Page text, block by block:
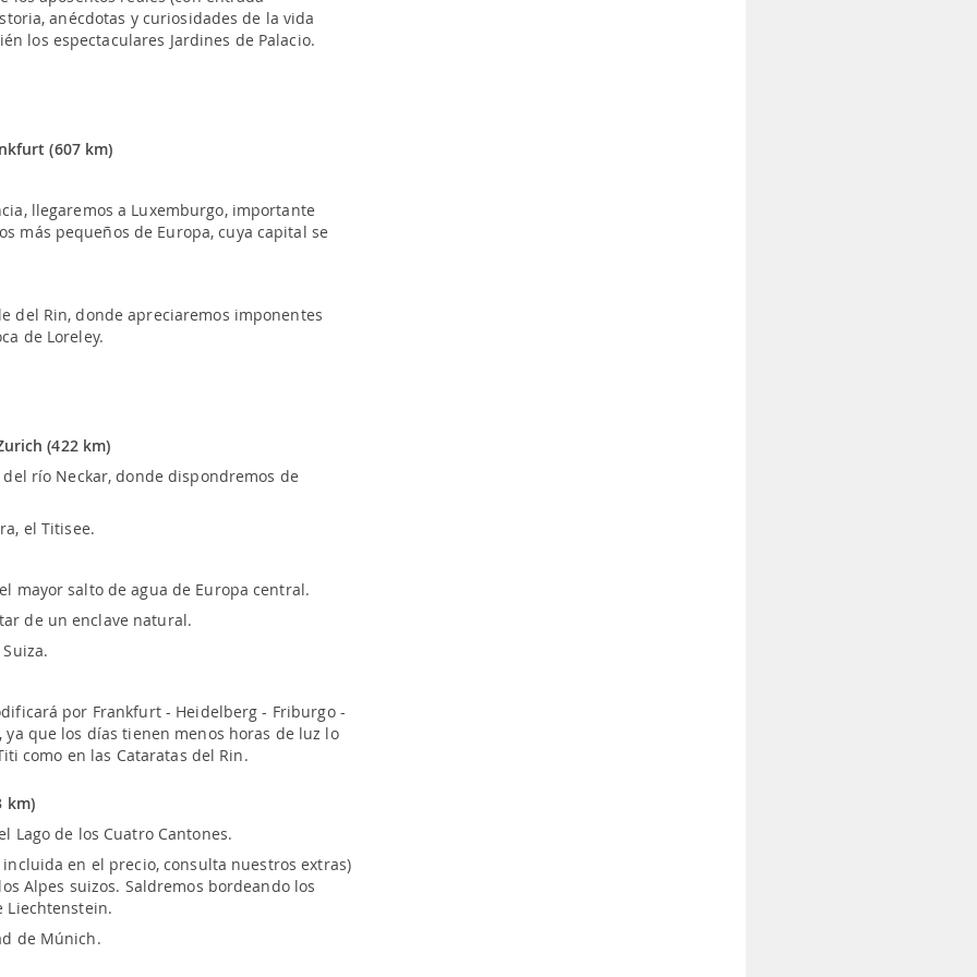
anécdotas y curiosidades de la vida
los espectaculares Jardines de Palacio.
(607 km)
llegaremos a Luxemburgo, importante
más pequeños de Europa, cuya capital se
del Rin, donde apreciaremos imponentes
de Loreley.
(422 km)
río Neckar, donde dispondremos de
el Titisee.
mayor salto de agua de Europa central.
de un enclave natural.
por Frankfurt - Heidelberg - Friburgo -
que los días tienen menos horas de luz lo
como en las Cataratas del Rin.
km)
Lago de los Cuatro Cantones.
en el precio, consulta nuestros extras)
Alpes suizos. Saldremos bordeando los
Liechtenstein.
de Múnich.